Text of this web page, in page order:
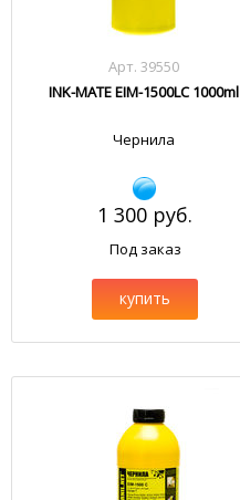
Арт. 39550
INK-MATE EIM-1500LC 1000ml
Чернила
1 300 руб.
Под заказ
купить